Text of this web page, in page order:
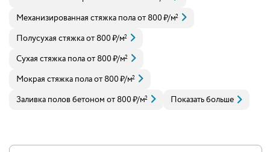
Механизированная стяжка полаот 800₽/м2
Полусухая стяжкаот 800₽/м2
Сухая стяжка полаот 800₽/м2
Мокрая стяжка полаот 800₽/м2
Заливка полов бетоном от 800₽/м2 Показать больше